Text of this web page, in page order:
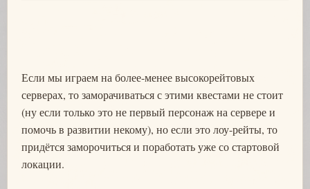
Если мы играем на более-менее высокорейтовых
серверах, то заморачиваться с этими квестами не стоит
(ну если только это не первый персонаж на сервере и
помочь в развитии некому), но если это лоу-рейты, то
придётся заморочиться и поработать уже со стартовой
локации.